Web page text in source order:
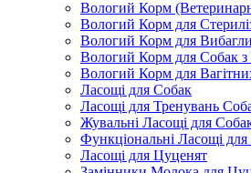
Вологий Корм
Вологий Корм для
Вологий Корм для
Вологий Корм для Собак
Вологий Корм для
Ласощі для Собак
Ласощі для Тренувань
Жувальні Ласощі для
Функціональні Ласощі
Ласощі для Цуценят